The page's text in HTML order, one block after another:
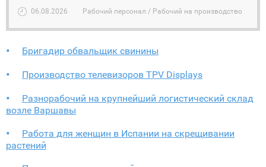
06.08.2026 Рабочий персонал / Рабочий на производство
Бригадир обвальщик свинины
Производство телевизоров TPV Displays
Разнорабочий на крупнейший логистический склад
возле Варшавы
Работа для женщин в Испании на скрещивании
растений